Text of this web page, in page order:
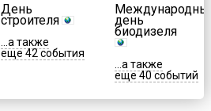
День
строителя
...а также
еще 42 события
день
биодизеля
...а также
еще 40 событий